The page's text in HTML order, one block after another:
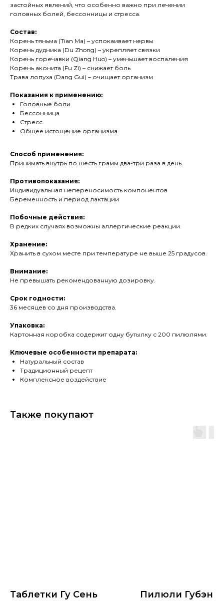
застойных явлений, что особенно важно при лечении
головных болей, бессонницы и стресса.
Состав:
Корень тяньма (Tian Ma) – успокаивает нервы
Корень дудника (Du Zhong) – укрепляет связки
Корень горечавки (Qiang Huo) – уменьшает воспаления
Корень аконита (Fu Zi) – снижает боль
Трава лопуха (Dang Gui) – очищает организм
Показания к применению:
Головные боли
Бессонница
Стресс
Общее истощение организма
Способ применения:
Принимать внутрь по шесть грамм два-три раза в день.
Противопоказания:
Индивидуальная непереносимость компонентов
Беременность и период лактации
Побочные действия:
В редких случаях возможны аллергические реакции.
Хранение:
Хранить в сухом месте при температуре не выше 25 градусов.
Внимание:
Не превышать рекомендованную дозировку.
Срок годности:
36 месяцев со дня производства.
Упаковка:
Картонная коробка содержит одну бутылку с 200 пилюлями.
Ключевые особенности препарата:
Натуральный состав
Традиционный рецепт
Комплексное воздействие
Также покупают
Таблетки Гу Сень Пилюли Губэнь